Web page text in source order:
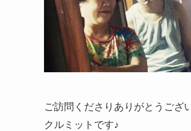
ご訪問くださりありがとうござ
クルミットです♪